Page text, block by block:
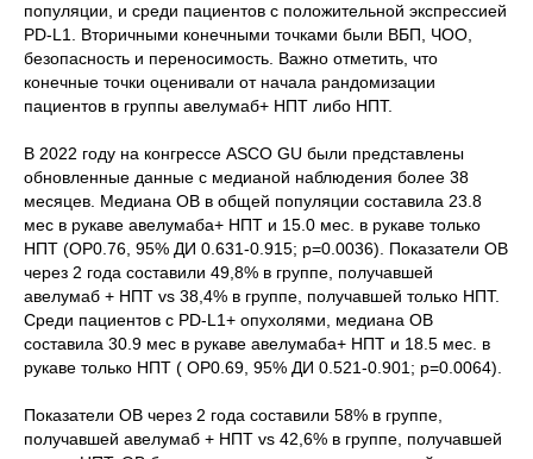
популяции, и среди пациентов с положительной экспрессией
PD-L1. Вторичными конечными точками были ВБП, ЧОО,
безопасность и переносимость. Важно отметить, что
конечные точки оценивали от начала рандомизации
пациентов в группы авелумаб+ НПТ либо НПТ.
В 2022 году на конгрессе ASCO GU были представлены
обновленные данные с медианой наблюдения более 38
месяцев. Медиана ОВ в общей популяции составила 23.8
мес в рукаве авелумаба+ НПТ и 15.0 мес. в рукаве только
НПТ (ОР0.76, 95% ДИ 0.631-0.915; р=0.0036). Показатели ОВ
через 2 года составили 49,8% в группе, получавшей
авелумаб + НПТ vs 38,4% в группе, получавшей только НПТ.
Среди пациентов с PD-L1+ опухолями, медиана ОВ
составила 30.9 мес в рукаве авелумаба+ НПТ и 18.5 мес. в
рукаве только НПТ ( ОР0.69, 95% ДИ 0.521-0.901; р=0.0064).
Показатели ОВ через 2 года составили 58% в группе,
получавшей авелумаб + НПТ vs 42,6% в группе, получавшей